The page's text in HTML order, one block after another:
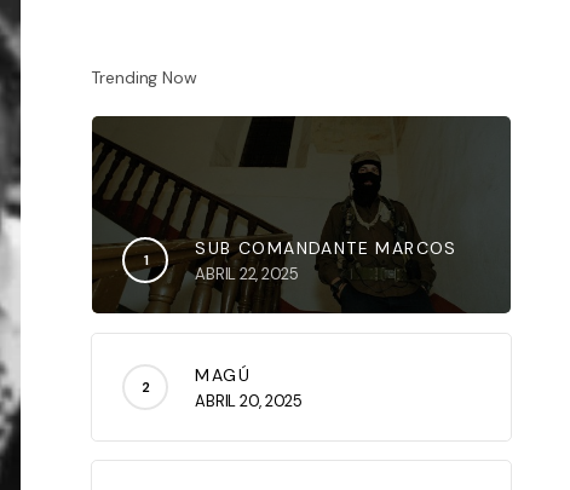
Trending Now
SUB COMANDANTE MARCOS
ABRIL 22, 2025
MAGÚ
ABRIL 20, 2025